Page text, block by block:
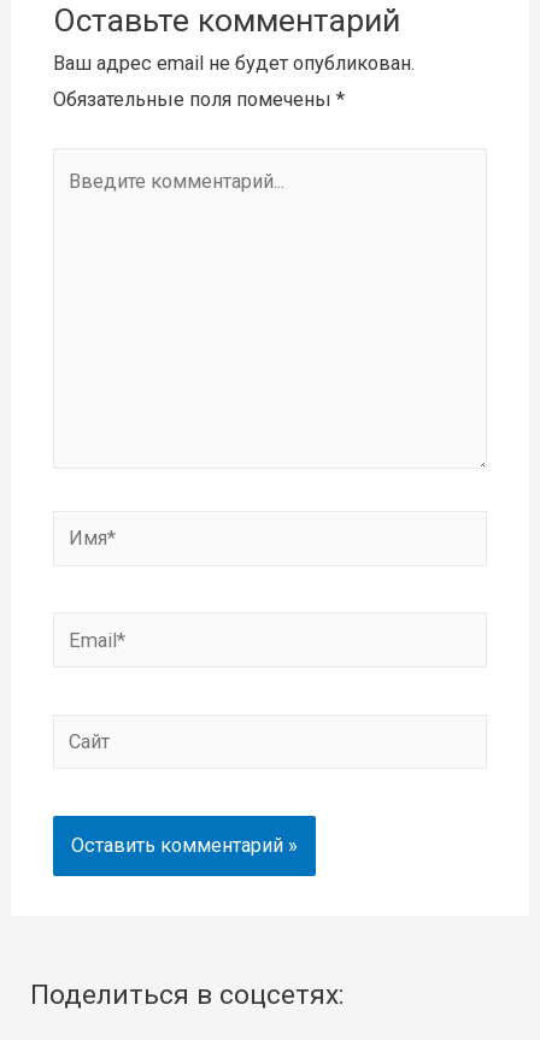
Оставьте комментарий
Ваш адрес email не будет опубликован.
Обязательные поля помечены *
Имя*
Email*
Сайт
Поделиться в соцсетях: